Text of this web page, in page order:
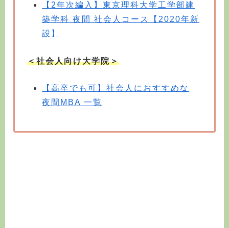
【2年次編入】東京理科大学工学部建
築学科 夜間 社会人コース【2020年新
設】
＜社会人向け大学院＞
【高卒でも可】社会人におすすめな
夜間MBA 一覧